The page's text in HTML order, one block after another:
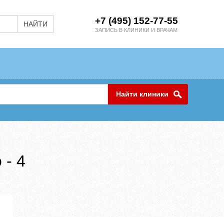
НАЙТИ +7 (495) 152-77-55
ЗАПИСЬ В КЛИНИКИ И ВРАЧАМ
Найти клиники
- 4